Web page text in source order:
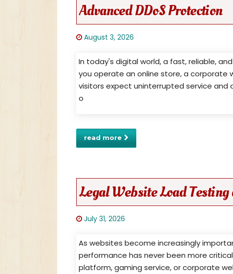
Advanced DDoS Protection
August 3, 2026
In today's digital world, a fast, reliable,
you operate an online store, a corporate
visitors expect uninterrupted service and
o
read more
Legal Website Load
July 31, 2026
As websites become increasingly
performance has never been more
platform, gaming service, or corporate